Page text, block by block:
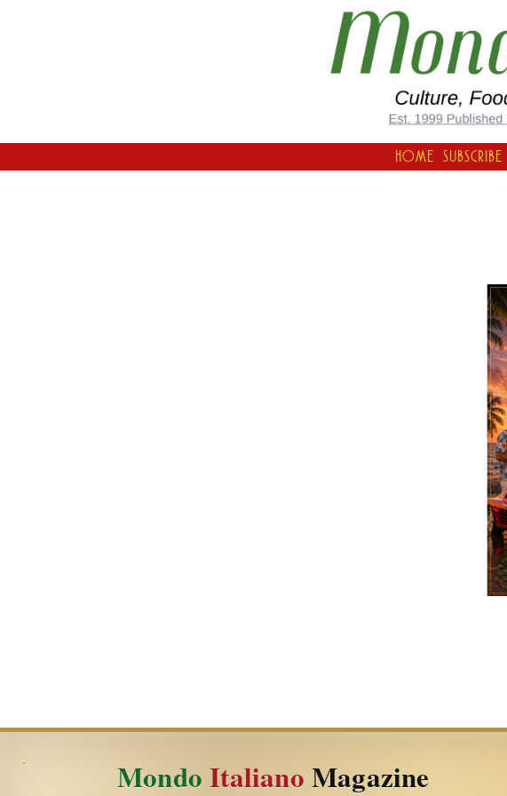
HOME SUBSCRIBE
Mondo ItalianoMagazine